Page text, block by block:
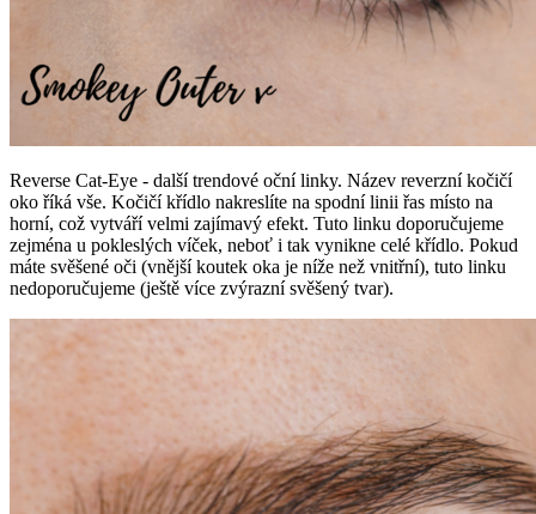
Reverse Cat-Eye - další trendové oční linky. Název reverzní kočičí
oko říká vše. Kočičí křídlo nakreslíte na spodní linii řas místo na
horní, což vytváří velmi zajímavý efekt. Tuto linku doporučujeme
zejména u pokleslých víček, neboť i tak vynikne celé křídlo. Pokud
máte svěšené oči (vnější koutek oka je níže než vnitřní), tuto linku
nedoporučujeme (ještě více zvýrazní svěšený tvar).